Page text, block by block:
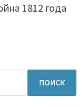
1812 года